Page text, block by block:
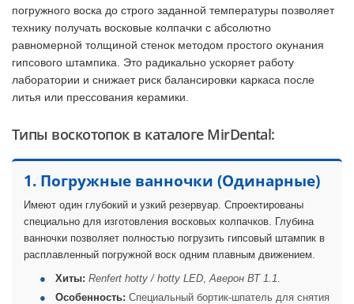
погружного воска до строго заданной температуры позволяет
технику получать восковые колпачки с абсолютно
равномерной толщиной стенок методом простого окунания
гипсового штампика. Это радикально ускоряет работу
лаборатории и снижает риск балансировки каркаса после
литья или прессования керамики.
Типы воскотопок в каталоге MirDental:
1. Погружные ванночки (Одинарные)
Имеют один глубокий и узкий резервуар. Спроектированы
специально для изготовления восковых колпачков. Глубина
ванночки позволяет полностью погрузить гипсовый штампик в
расплавленный погружной воск одним плавным движением.
Хиты: Renfert hotty / hotty LED Аверон ВТ 1.1
Особенность: Специальный бортик-шпатель для снятия